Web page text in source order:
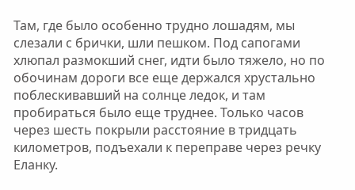
Там, где было особенно трудно лошадям, мы
слезали с брички, шли пешком. Под сапогами
хлюпал размокший снег, идти было тяжело, но по
обочинам дороги все еще держался хрустально
поблескивавший на солнце ледок, и там
пробираться было еще труднее. Только часов
через шесть покрыли расстояние в тридцать
километров, подъехали к переправе через речку
Еланку.